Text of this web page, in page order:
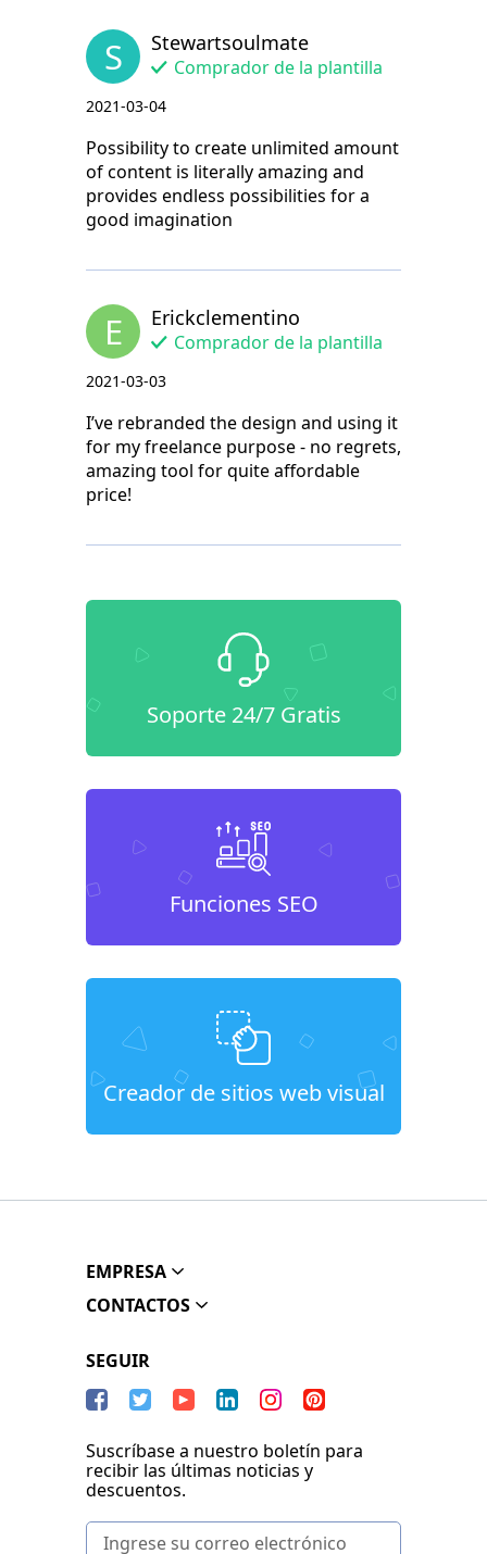
S Stewartsoulmate
Comprador de la plantilla
2021-03-04
Possibility to create unlimited amount
of content is literally amazing and
provides endless possibilities for a
good imagination
E Erickclementino
Comprador de la plantilla
2021-03-03
I’ve rebranded the design and using it
for my freelance purpose - no regrets,
amazing tool for quite affordable
price!
Soporte 24/7 Gratis
Funciones SEO
Creador de sitios web visual
EMPRESA
CONTACTOS
SEGUIR
Suscríbase a nuestro boletín para
recibir las últimas noticias y
descuentos.